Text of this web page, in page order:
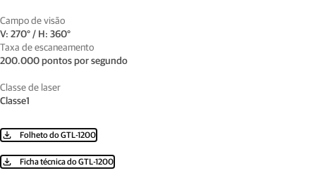
Campo de visão
V: 270° / H: 360°
Taxa de escaneamento
200.000 pontos por segundo
Classe de laser
Classe1
Folheto do GTL-1200
Ficha técnica do GTL-1200